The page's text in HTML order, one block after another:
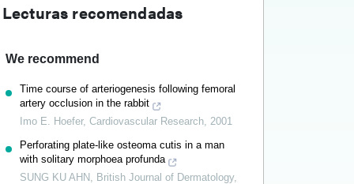
Lecturas recomendadas
We recommend
Time course of arteriogenesis following femoral
artery occlusion in the rabbit
Imo E. Hoefer, Cardiovascular Research, 2001
Perforating plate‐like osteoma cutis in a man
with solitary morphoea profunda
SUNG KU AHN , British Journal of Dermatology,